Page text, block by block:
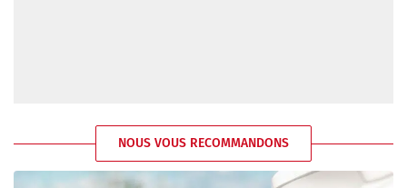
NOUS VOUS RECOMMANDONS